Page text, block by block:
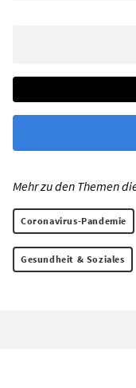
Mehr zu den Themen
Coronavirus-Pandemie
Gesundheit & Soziales